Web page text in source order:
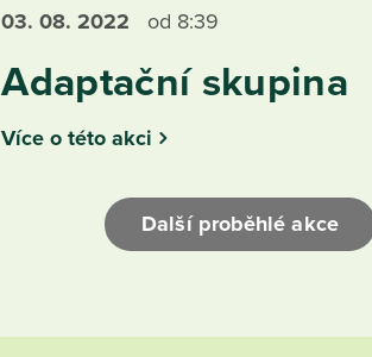
03. 08.2022 od 8:39
Adaptační skupina
Více o této akci
Další proběhlé akce